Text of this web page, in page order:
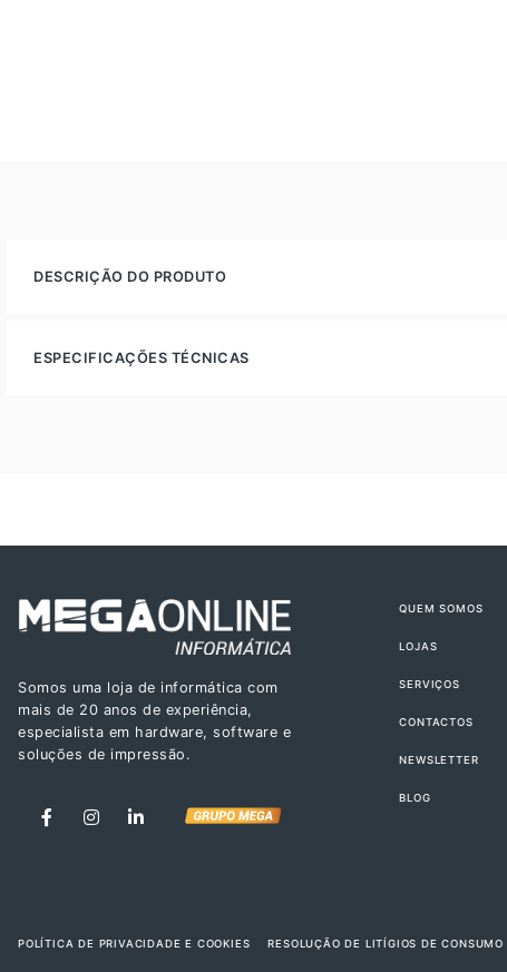
DESCRIÇÃO DO PRODUTO
ESPECIFICAÇÕES TÉCNICAS
Somos uma loja de informática com
mais de 20 anos de experiência,
especialista em hardware, software e
soluções de impressão.
QUEM SOMOS
LOJAS
SERVIÇOS
CONTACTOS
NEWSLETTER
BLOG
POLÍTICA DE PRIVACIDADE E COOKIES RESOLUÇÃO DE LITÍGIOS DE CONSUMO